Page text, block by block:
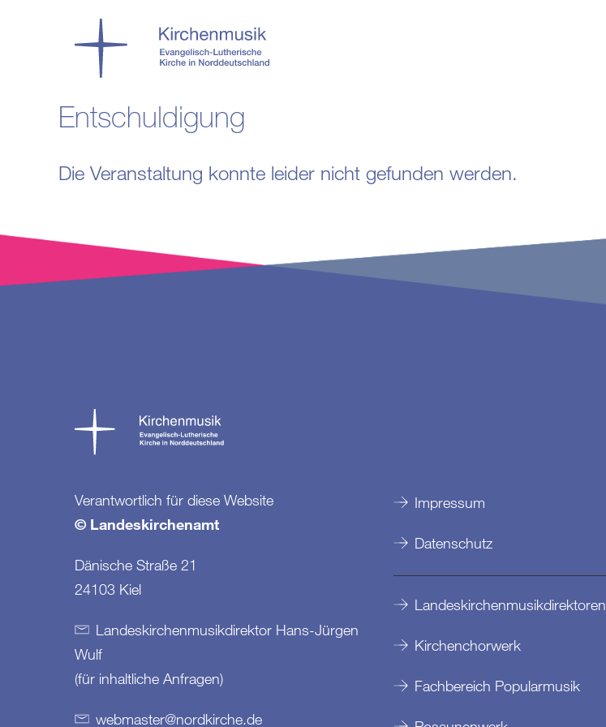
Entschuldigung
Die Veranstaltung konnte leider nicht gefunden werden.
Verantwortlich für diese Website
© Landeskirchenamt
Dänische Straße 21
24103 Kiel
Landeskirchenmusikdirektor Hans-Jürgen
Wulf
(für inhaltliche Anfragen)
webmaster@nordkirche.de
Impressum
Datenschutz
Landeskirchenmusikdirektoren
Kirchenchorwerk
Fachbereich Popularmusik